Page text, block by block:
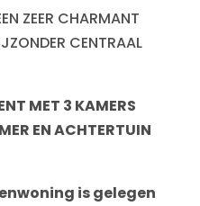
ZEER CHARMANT
CENTRAAL
MET 3 KAMERS
EN ACHTERTUIN
is gelegen